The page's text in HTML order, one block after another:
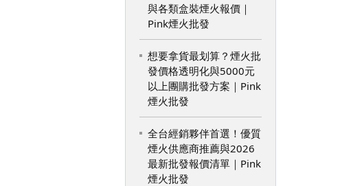
與各類盒裝煙火報價｜
Pink煙火批發
想要拿貨最划算？煙火批
發價格透明化與5000元
以上團購批發方案｜Pink
煙火批發
全台經銷夥伴首選！優質
煙火供應商推薦與2026
最新批發報價清單｜Pink
煙火批發